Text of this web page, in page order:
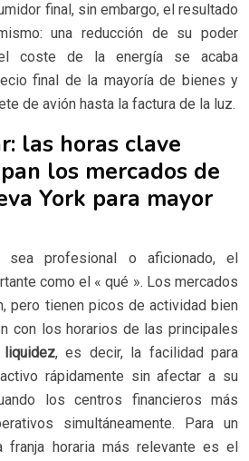
final, sin embargo, el resultado
una reducción de su poder
coste de la energía se acaba
final de la mayoría de bienes y
de avión hasta la factura de la luz.
las horas clave
los mercados de
York para mayor
sea profesional o aficionado, el
como el « qué ». Los mercados
pero tienen picos de actividad bien
con los horarios de las principales
liquidez, es decir, la facilidad para
rápidamente sin afectar a su
los centros financieros más
simultáneamente. Para un
franja horaria más relevante es el